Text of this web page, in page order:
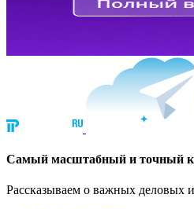
Cамый масштабный и точный
Рассказываем о важных деловых